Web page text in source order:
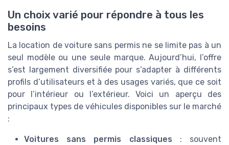
Un choix varié pour répondre à tous les
besoins
La location de voiture sans permis ne se limite pas à un
seul modèle ou une seule marque. Aujourd’hui, l’offre
s’est largement diversifiée pour s’adapter à différents
profils d’utilisateurs et à des usages variés, que ce soit
pour l’intérieur ou l’extérieur. Voici un aperçu des
principaux types de véhicules disponibles sur le marché
:
Voitures sans permis classiques : souvent